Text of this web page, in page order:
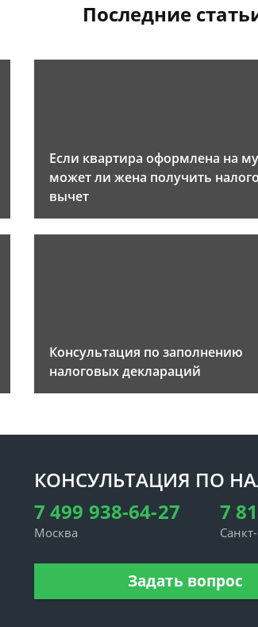
Последние
Если квартира оформлена на
может ли жена получить
вычет
Консультация по заполнению
налоговых деклараций
КОНСУЛЬТАЦИЯ ПО
7 499 938-64-27
Москва
7
Задать вопрос